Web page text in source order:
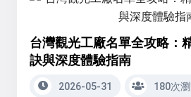
台灣觀光工廠名單全攻略：
訣與深度體驗指南
2026-05-31 180次